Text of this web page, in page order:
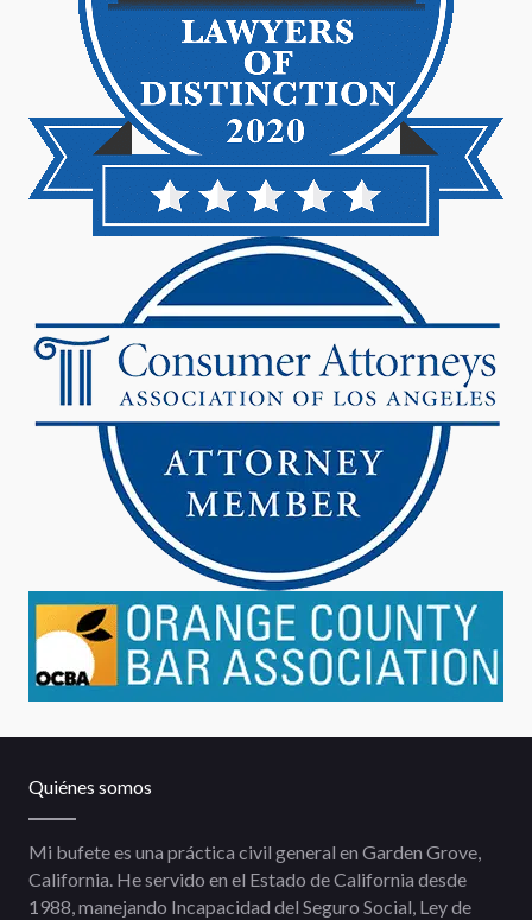
Quiénes somos
Mi bufete es una práctica civil general en Garden Grove,
California. He servido en el Estado de California desde
1988, manejando Incapacidad del Seguro Social, Ley de